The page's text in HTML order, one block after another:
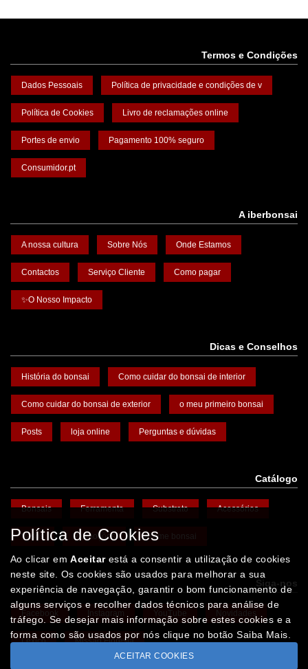
Termos e Condições
Dados Pessoais Política de privacidade e condições de v
Política de Cookies Livro de reclamações online
Portes de envio Pagamento 100% seguro
Consumidor.pt
A iberbonsai
A nossa cultura Sobre Nós Onde Estamos
Contactos Serviço Cliente Como pagar
✨O Nosso Impacto
Dicas e Conselhos
História do bonsai Como cuidar do bonsai de interior
Como cuidar do bonsai de exterior o meu primeiro bonsai
Posts loja online Perguntas e dúvidas
Catálogo
Bonsais Ferramenta Substrato Acessórios
Vasos Promoções Arame bonsai
Siga-nos
Facebook Instagram YouTube Novidades
Léxico Missão Floresta
Política de Cookies
Ao clicar emAceitarestá a consentir a utilização de cookies
neste site. Os cookies são usados para melhorar a sua
experiência de navegação, garantir o bom funcionamento de
alguns serviços e recolher dados técnicos para análise de
tráfego. Se desejar mais informação sobre estes cookies e a
forma como são usados por nós clique no botão Saiba Mais.
ACEITAR COOKIES